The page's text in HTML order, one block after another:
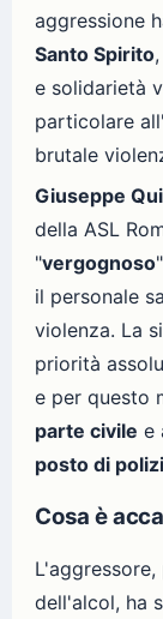
aggressione
Santo Spirito
e solidarietà
particolare all'
brutale
Giuseppe
della ASL
"vergognoso
il personale
violenza. La
priorità
e per questo
parte civile e
posto di
Cosa è
dell'alcol, ha